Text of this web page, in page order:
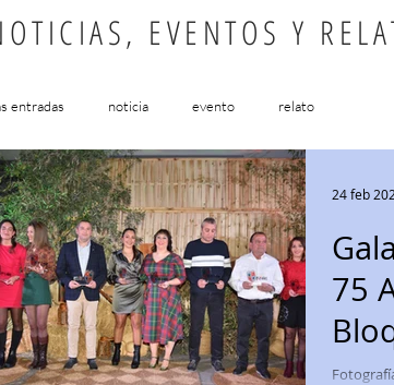
EVENTOS Y
entradas noticia evento relato
75
24 feb